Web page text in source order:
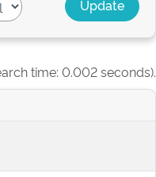
time: 0.002 seconds).